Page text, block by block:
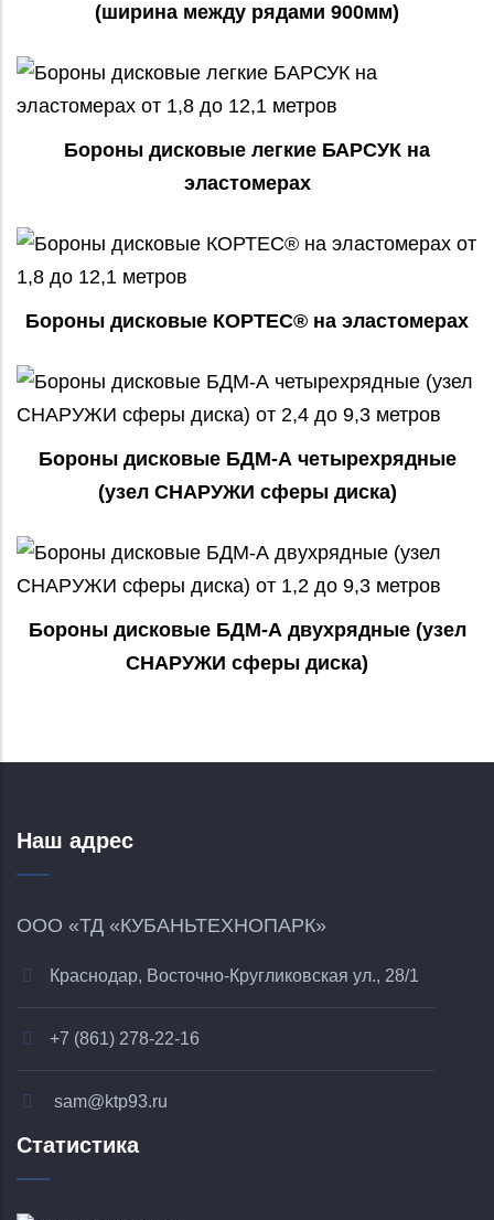
(ширина между рядами 900мм)
Бороны дисковые легкие БАРСУК на
эластомерах
Бороны дисковые КОРТЕС® на эластомерах
Бороны дисковые БДМ-А четырехрядные
(узел СНАРУЖИ сферы диска)
Бороны дисковые БДМ-А двухрядные (узел
СНАРУЖИ сферы диска)
Наш адрес
ООО «ТД «КУБАНЬТЕХНОПАРК»
Краснодар, Восточно-Кругликовская ул., 28/1
+7 (861) 278-22-16
sam@ktp93.ru
Статистика